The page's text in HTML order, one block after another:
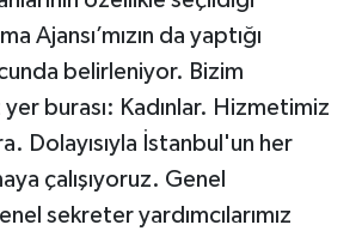
Ajansı’mızın da yaptığı
belirleniyor. Bizim
burası: Kadınlar. Hizmetimiz
Dolayısıyla İstanbul'un her
çalışıyoruz. Genel
sekreter yardımcılarımız